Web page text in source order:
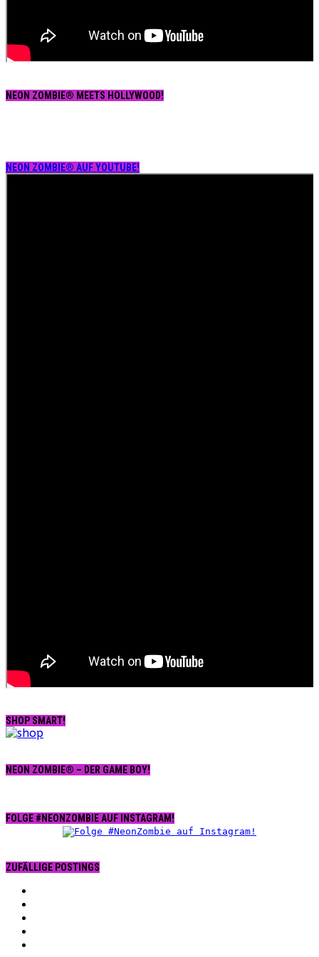
NEON ZOMBIE® MEETS HOLLYWOOD!
NEON ZOMBIE® AUF YOUTUBE!
SHOP SMART!
NEON ZOMBIE® – DER GAME BOY!
FOLGE #NEONZOMBIE AUF INSTAGRAM!
ZUFÄLLIGE POSTINGS